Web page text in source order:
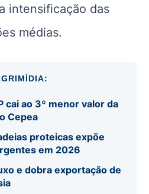
intensificação das
médias.
cai ao 3º menor valor da
Cepea
proteicas expõe
em 2026
e dobra exportação de